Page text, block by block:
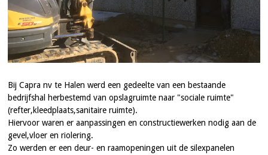
Bij Capra nv te Halen werd een gedeelte van een bestaande
bedrijfshal herbestemd van opslagruimte naar "sociale ruimte"
(refter,kleedplaats,sanitaire ruimte).
Hiervoor waren er aanpassingen en constructiewerken nodig aan de
gevel,vloer en riolering.
Zo werden er een deur- en raamopeningen uit de silexpanelen